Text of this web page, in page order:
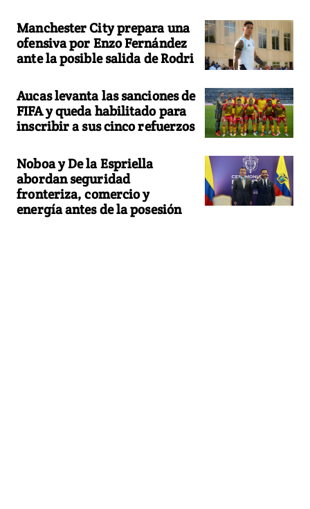
Manchester City prepara una
ofensiva por Enzo Fernández
ante la posible salida de Rodri
Aucas levanta las sanciones de
FIFA y queda habilitado para
inscribir a sus cinco refuerzos
Noboa y De la Espriella
abordan seguridad
fronteriza, comercio y
energía antes de la posesión